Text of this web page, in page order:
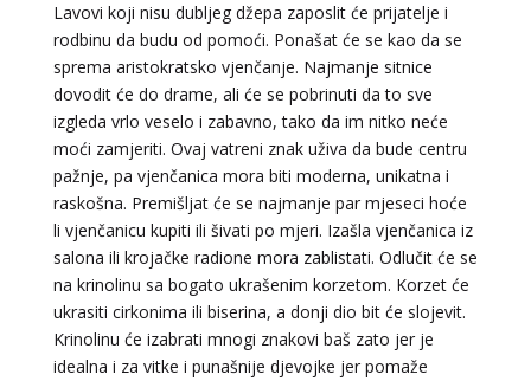
Lavovi koji nisu dubljeg džepa zaposlit će prijatelje i
rodbinu da budu od pomoći. Ponašat će se kao da se
sprema aristokratsko vjenčanje. Najmanje sitnice
dovodit će do drame, ali će se pobrinuti da to sve
izgleda vrlo veselo i zabavno, tako da im nitko neće
moći zamjeriti. Ovaj vatreni znak uživa da bude centru
pažnje, pa vjenčanica mora biti moderna, unikatna i
raskošna. Premišljat će se najmanje par mjeseci hoće
li vjenčanicu kupiti ili šivati po mjeri. Izašla vjenčanica iz
salona ili krojačke radione mora zablistati. Odlučit će se
na krinolinu sa bogato ukrašenim korzetom. Korzet će
ukrasiti cirkonima ili biserina, a donji dio bit će slojevit.
Krinolinu će izabrati mnogi znakovi baš zato jer je
idealna i za vitke i punašnije djevojke jer pomaže